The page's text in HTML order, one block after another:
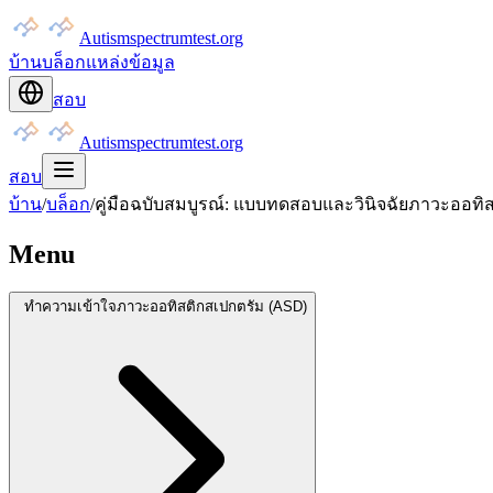
Autismspectrumtest.org
บ้านบล็อกแหล่งข้อมูล
สอบ
Autismspectrumtest.org
สอบ
บ้าน/บล็อก/คู่มือฉบับสมบูรณ์: แบบทดสอบและวินิจฉัยภาวะออทิ
Menu
ทำความเข้าใจภาวะออทิสติกสเปกตรัม (ASD)